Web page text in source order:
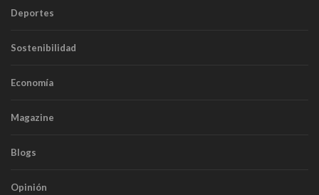
Deportes
Sostenibilidad
Economía
Magazine
Blogs
Opinión